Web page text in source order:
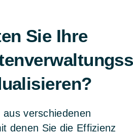
Sie Ihre
aus verschiedenen
denen Sie die Effizienz